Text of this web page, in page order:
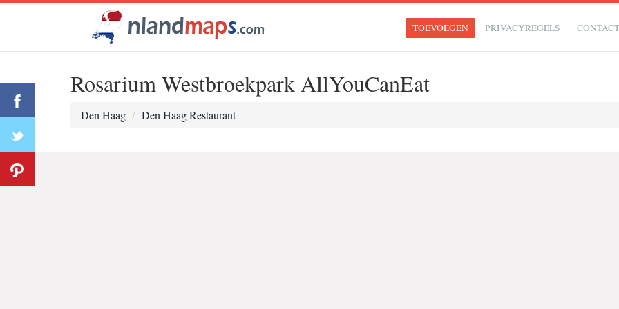
TOEVOEGEN PRIVACYREGELS
Rosarium Westbroekpark AllYouCanEat
Den Haag Den Haag Restaurant